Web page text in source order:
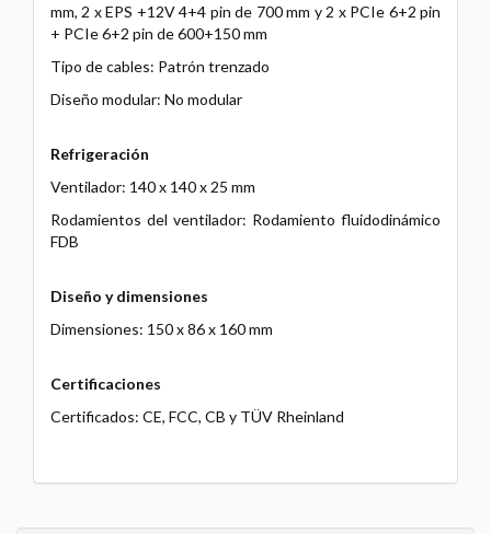
mm, 2 x EPS +12V 4+4 pin de 700 mm y 2 x PCIe 6+2 pin
+ PCIe 6+2 pin de 600+150 mm
Tipo de cables: Patrón trenzado
Diseño modular: No modular
Refrigeración
Ventilador: 140 x 140 x 25 mm
Rodamientos del ventilador: Rodamiento fluidodinámico
FDB
Diseño y dimensiones
Dimensiones: 150 x 86 x 160 mm
Certificaciones
Certificados: CE, FCC, CB y TÜV Rheinland